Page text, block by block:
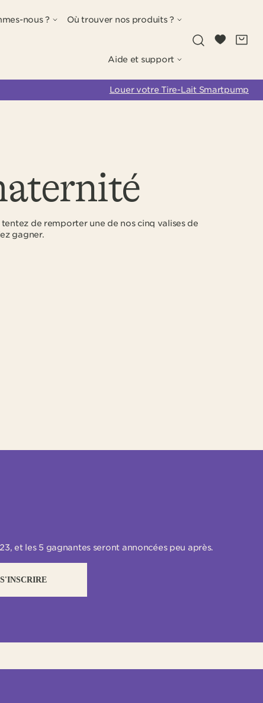
nous ? Où trouver nos produits ?
Aide et support
Recherche
Wishlist
Louer votre Tire-Lait Smartpump
de remporter une de nos cinq valises de
gagner.
et les 5 gagnantes seront annoncées peu après.
S'INSCRIRE